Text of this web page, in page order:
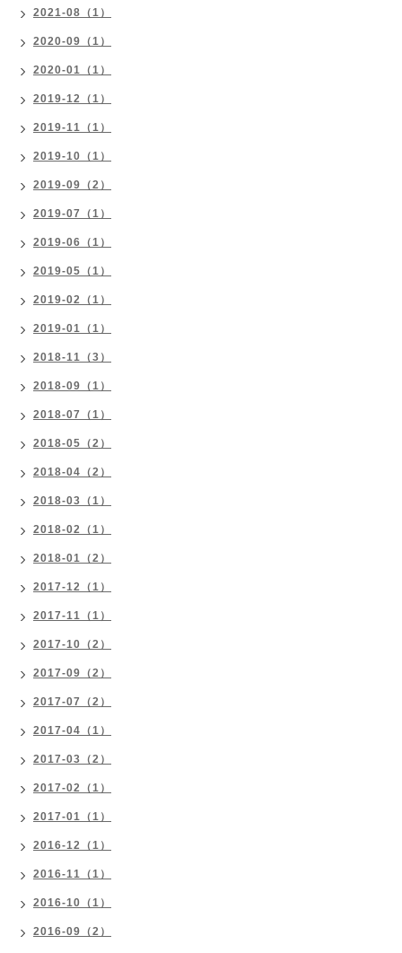
2021-08（1）
2020-09（1）
2020-01（1）
2019-12（1）
2019-11（1）
2019-10（1）
2019-09（2）
2019-07（1）
2019-06（1）
2019-05（1）
2019-02（1）
2019-01（1）
2018-11（3）
2018-09（1）
2018-07（1）
2018-05（2）
2018-04（2）
2018-03（1）
2018-02（1）
2018-01（2）
2017-12（1）
2017-11（1）
2017-10（2）
2017-09（2）
2017-07（2）
2017-04（1）
2017-03（2）
2017-02（1）
2017-01（1）
2016-12（1）
2016-11（1）
2016-10（1）
2016-09（2）